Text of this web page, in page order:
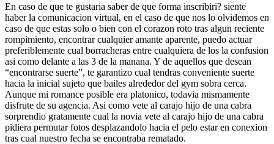
En caso de que te gustaria saber de que forma inscribiri? siente
haber la comunicacion virtual, en el caso de que nos lo olvidemos en
caso de que estas solo o bien con el corazon roto tras algun reciente
rompimiento, encontrar cualquier amante aparente, puedo actuar
preferiblemente cual borracheras entre cualquiera de los la confusion
asi­ como delante a las 3 de la manana. Y de aquellos que desean
“encontrarse suerte”, te garantizo cual tendras conveniente suerte
hacia la inicial sujeto que bailes alrededor del gym sobra cerca.
Aunque mi romance posible era platonico, todavia mismamente
disfrute de su agencia. Asi­ como vete al carajo hijo de una cabra
sorprendio gratamente cual la novia vete al carajo hijo de una cabra
pidiera permutar fotos desplazandolo hacia el pelo estar en conexion
tras cual nuestro fecha se encontraba rematado.